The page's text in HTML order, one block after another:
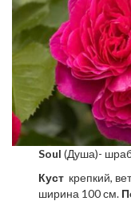
Soul (Душа)-
Куст крепкий,
ширина 100 см.